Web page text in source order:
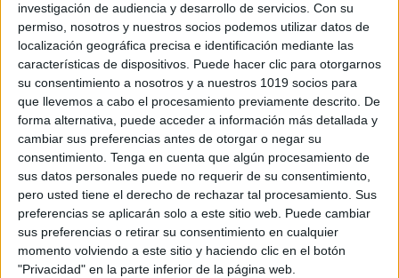
investigación de audiencia y desarrollo de servicios. Con su
permiso, nosotros y nuestros socios podemos utilizar datos de
localización geográfica precisa e identificación mediante las
características de dispositivos. Puede hacer clic para otorgarnos
su consentimiento a nosotros y a nuestros 1019 socios para
que llevemos a cabo el procesamiento previamente descrito. De
forma alternativa, puede acceder a información más detallada y
cambiar sus preferencias antes de otorgar o negar su
consentimiento. Tenga en cuenta que algún procesamiento de
sus datos personales puede no requerir de su consentimiento,
pero usted tiene el derecho de rechazar tal procesamiento. Sus
preferencias se aplicarán solo a este sitio web. Puede cambiar
sus preferencias o retirar su consentimiento en cualquier
momento volviendo a este sitio y haciendo clic en el botón
"Privacidad" en la parte inferior de la página web.
Productos Imprescindibles para la Vuelta
al Cole para el Aula y los Profesores
Publicado el 20 septiembre, 2025
Empezar septiembre con el aula lista y bien
organizada puede marcar la diferencia en tu
motivación y en el ambiente de clase. Aquí tienes una
selección de productos prácticos y […]
SEGUIR LEYENDO